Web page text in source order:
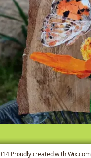
Proudly created withWix.com